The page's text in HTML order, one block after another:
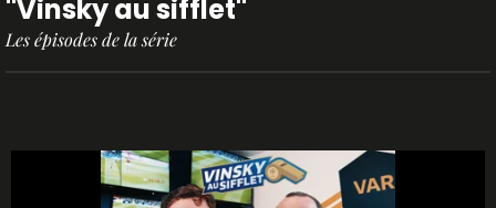
"Vinsky au sifflet"
Les épisodes de la série